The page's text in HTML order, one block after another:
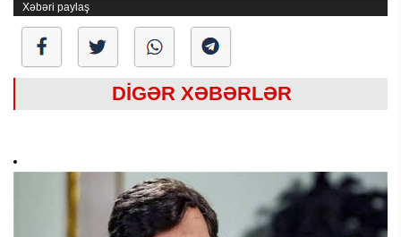
Xəbəri paylaş
DİGƏR XƏBƏRLƏR